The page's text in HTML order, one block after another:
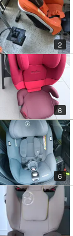
2
6
6